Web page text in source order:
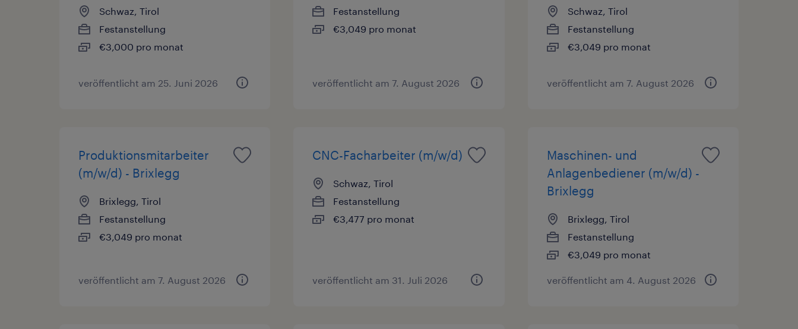
Schwaz, Tirol
Festanstellung
€3,000 pro monat
veröffentlicht am 25. Juni 2026
Festanstellung
€3,049 pro monat
veröffentlicht am 7. August 2026
Schwaz, Tirol
Festanstellung
€3,049 pro monat
veröffentlicht am 7. August 2026
Produktionsmitarbeiter
(m/w/d) - Brixlegg
Brixlegg, Tirol
Festanstellung
€3,049 pro monat
veröffentlicht am 7. August 2026
CNC-Facharbeiter (m/w/d)
Schwaz, Tirol
Festanstellung
€3,477 pro monat
veröffentlicht am 31. Juli 2026
Maschinen- und
Anlagenbediener (m/w/d) -
Brixlegg
Brixlegg, Tirol
Festanstellung
€3,049 pro monat
veröffentlicht am 4. August 2026